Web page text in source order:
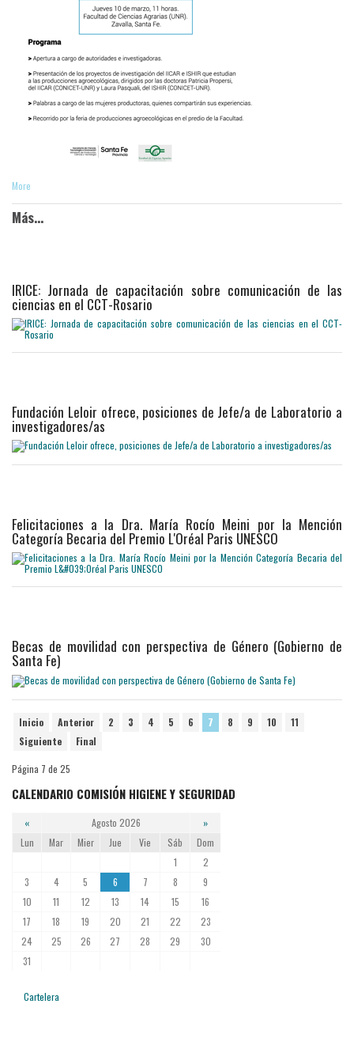
More
Más...
IRICE: Jornada de capacitación sobre comunicación de las
ciencias en el CCT-Rosario
Fundación Leloir ofrece, posiciones de Jefe/a de Laboratorio a
investigadores/as
Felicitaciones a la Dra. María Rocío Meini por la Mención
Categoría Becaria del Premio L'Oréal Paris UNESCO
Becas de movilidad con perspectiva de Género (Gobierno de
Santa Fe)
Inicio Anterior 2 3 4 5 6 7 8 9 10
11
Siguiente
Final
Página 7 de 25
CALENDARIO COMISIÓN HIGIENE Y SEGURIDAD
« Agosto 2026
»
Lun
Mar Mier Jue Vie Sáb
Dom
1
2
3
4 5 6 7 8
9
10
11 12 13 14 15
16
17
18 19 20 21 22
23
24
25 26 27 28 29
30
31
Cartelera